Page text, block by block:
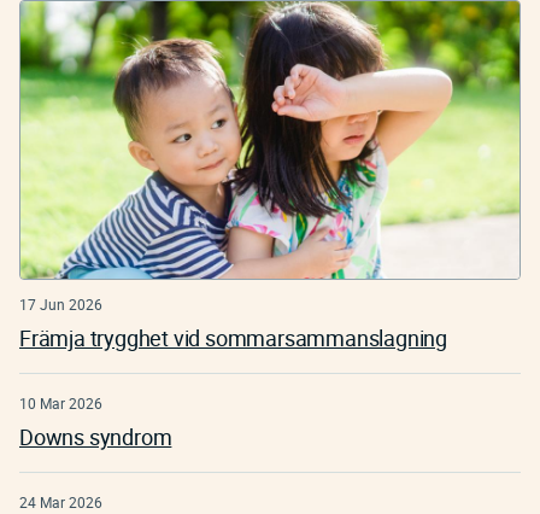
17 Jun 2026
Främja trygghet vid sommarsammanslagning
10 Mar 2026
Downs syndrom
24 Mar 2026